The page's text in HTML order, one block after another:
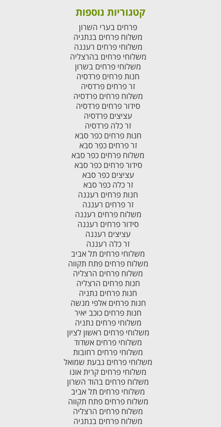
קטגוריות נוספות
פרחים בערי השרון
משלוח פרחים בנתניה
משלוחי פרחים רעננה
משלוחי פרחים בהרצליה
משלוחי פרחים בשרון
חנות פרחים פרדסיה
זר פרחים פרדסיה
משלוח פרחים פרדסיה
סידור פרחים פרדסיה
עציצים פרדסיה
זר כלה פרדסיה
חנות פרחים כפר סבא
זר פרחים כפר סבא
משלוח פרחים כפר סבא
סידור פרחים כפר סבא
עציצים כפר סבא
זר כלה כפר סבא
חנות פרחים רעננה
זר פרחים רעננה
משלוח פרחים רעננה
סידור פרחים רעננה
עציצים רעננה
זר כלה רעננה
משלוחי פרחים תל אביב
משלוח פרחים פתח תקווה
משלוח פרחים הרצליה
חנות פרחים הרצליה
חנות פרחים נתניה
חנות פרחים אלפי מנשה
חנות פרחים כוכב יאיר
משלוחי פרחים נתניה
משלוחי פרחים ראשון לציון
משלוחי פרחים אשדוד
משלוחי פרחים רחובות
משלוחי פרחים גבעת שמואל
משלוחי פרחים קרית אונו
משלוח פרחים בהוד השרון
משלוחי פרחים תל אביב
משלוח פרחים פתח תקווה
משלוח פרחים הרצליה
משלוח פרחים בנתניה